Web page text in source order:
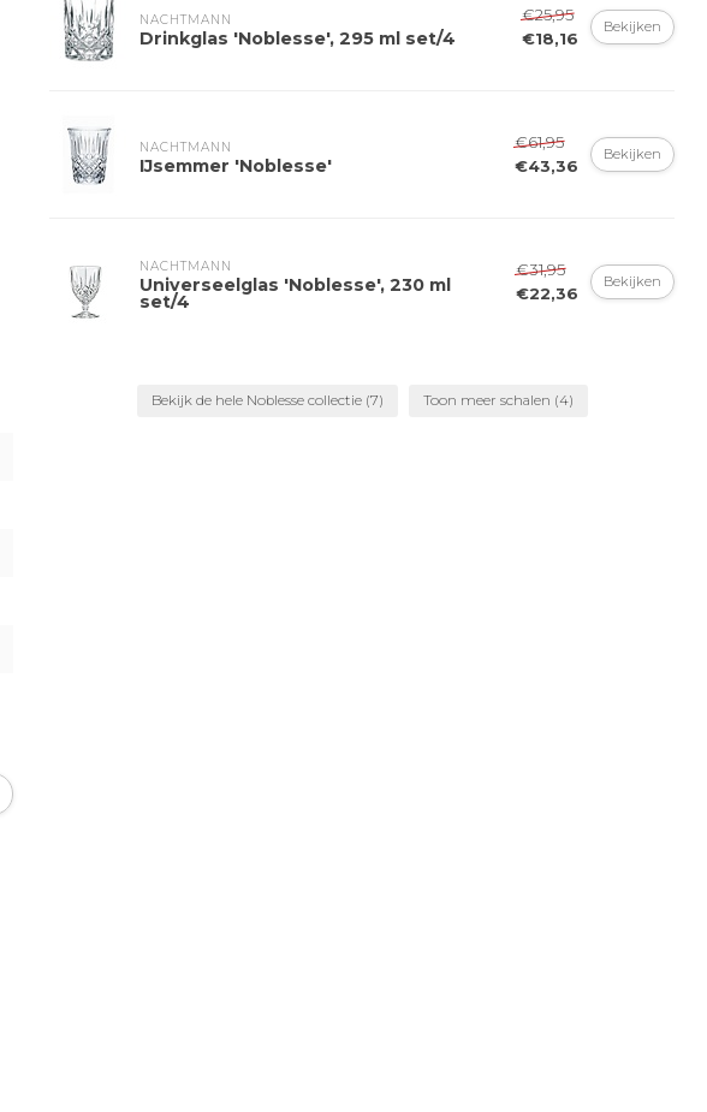
NACHTMANN
Drinkglas 'Noblesse', 295 ml set/4
€25,95
€18,16
Bekijken
NACHTMANN
IJsemmer 'Noblesse'
€61,95
€43,36
Bekijken
NACHTMANN
Universeelglas 'Noblesse', 230 ml
set/4
€31,95
€22,36
Bekijken
Bekijk de hele Noblesse collectie (7) Toon meer schalen (4)